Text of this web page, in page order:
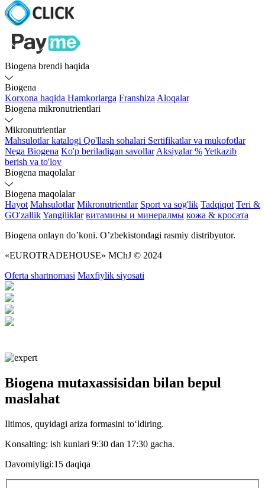
Biogena brendi haqida
Biogena
Korxona haqida Hamkorlarga Franshiza Aloqalar
Biogena mikronutrientlari
Mikronutrientlar
Mahsulotlar katalogi Qo'llash sohalari Sertifikatlar va mukofotlar
Nega Biogena Ko'p beriladigan savollar Aksiyalar %Yetkazib
berish va to'lov
Biogena maqolalar
Biogena maqolalar
Hayot Mahsulotlar Mikronutrientlar Sport va sog'lik Tadqiqot Teri &
GO'zallikYangiliklar витамины и минералмы кожа & кросата
Biogena onlayn do’koni. O’zbekistondagi rasmiy distribyutor.
«EUROTRADEHOUSE» MChJ © 2024
Oferta shartnomasi Maxfiylik siyosati
Biogena mutaxassisidan bilan bepul
maslahat
Iltimos, quyidagi ariza formasini toʻldiring.
Konsalting: ish kunlari 9:30 dan 17:30 gacha.
Davomiyligi:15 daqiqa